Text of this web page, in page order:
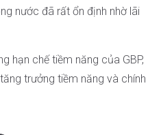
nước đã rất ổn định nhờ lãi
hạn chế tiềm năng của GBP,
trưởng tiềm năng và chính